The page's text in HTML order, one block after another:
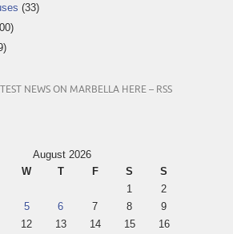
(33)
NEWS ON MARBELLA HERE – RSS
August 2026
W T F S
S
1
2
5 6 7 8
9
12 13 14 15
16